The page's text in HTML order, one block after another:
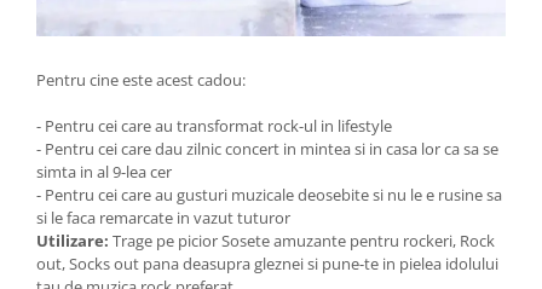
Pentru cine este acest cadou:
- Pentru cei care au transformat rock-ul in lifestyle
- Pentru cei care dau zilnic concert in mintea si in casa lor ca sa se
simta in al 9-lea cer
- Pentru cei care au gusturi muzicale deosebite si nu le e rusine sa
si le faca remarcate in vazut tuturor
Utilizare: Trage pe picior Sosete amuzante pentru rockeri, Rock
out, Socks out pana deasupra gleznei si pune-te in pielea idolului